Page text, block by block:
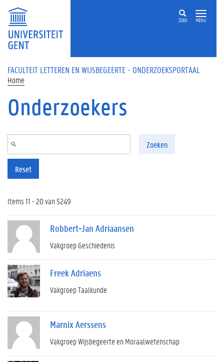
Overslaan en naar de inhoud gaan
ZOEK MENU
FACULTEIT LETTEREN EN WIJSBEGEERTE - ONDERZOEKSPORTAAL
Home
Onderzoekers
Zoeken
Reset
Items 11 - 20 van 5249
Robbert-Jan Adriaansen
Vakgroep Geschiedenis
Freek Adriaens
Vakgroep Taalkunde
Marnix Aerssens
Vakgroep Wijsbegeerte en Moraalwetenschap